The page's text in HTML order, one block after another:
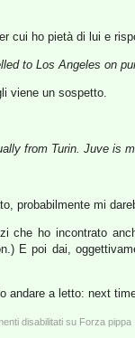
cui ho pietà di lui e
to Los Angeles on
viene un sospetto.
from Turin. Juve is
probabilmente mi
che ho incontrato
E poi dai,
andare a letto: next
disabilitati su Forza pippa